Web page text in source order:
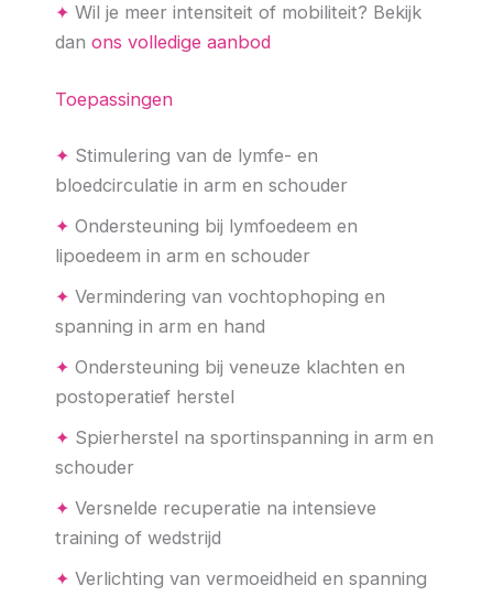
✦ Wil je meer intensiteit of mobiliteit? Bekijk
dan ons volledige aanbod
Toepassingen
✦ Stimulering van de lymfe- en
bloedcirculatie in arm en schouder
✦ Ondersteuning bij lymfoedeem en
lipoedeem in arm en schouder
✦ Vermindering van vochtophoping en
spanning in arm en hand
✦ Ondersteuning bij veneuze klachten en
postoperatief herstel
✦ Spierherstel na sportinspanning in arm en
schouder
✦ Versnelde recuperatie na intensieve
training of wedstrijd
✦ Verlichting van vermoeidheid en spanning